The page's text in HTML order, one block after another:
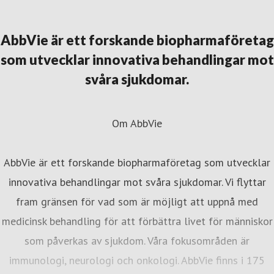
395 373
AbbVie är ett forskande biopharmaföretag
som utvecklar innovativa behandlingar mot
svåra sjukdomar.
Om AbbVie
AbbVie är ett forskande biopharmaföretag som utvecklar
innovativa behandlingar mot svåra sjukdomar. Vi flyttar
fram gränsen för vad som är möjligt att uppnå med
medicinsk behandling för att förbättra livet för människor
som påverkas av sjukdom. Våra fokusområden är
immunologi, neurologi och onkologi. AbbVie finns i 175